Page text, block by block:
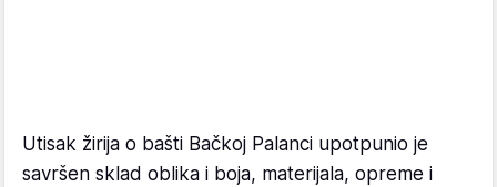
Utisak žirija o bašti Bačkoj Palanci upotpunio je
savršen sklad oblika i boja, materijala, opreme i